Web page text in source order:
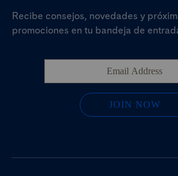
Recibe consejos, novedades y
promociones en tu bandeja de